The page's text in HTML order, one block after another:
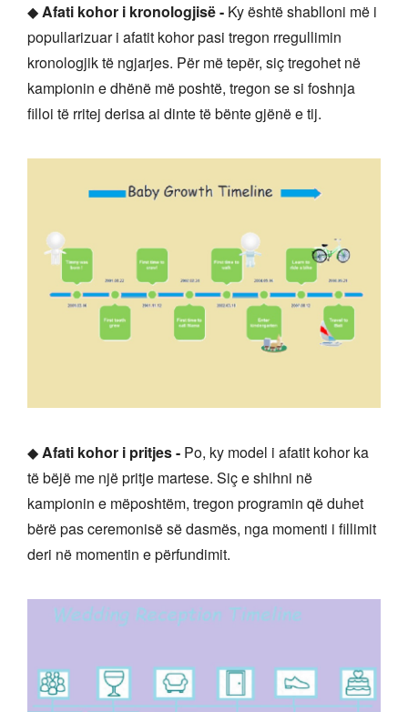
◆Afati kohor i kronologjisë - Ky është shablloni më i
popullarizuar i afatit kohor pasi tregon rregullimin
kronologjik të ngjarjes. Për më tepër, siç tregohet në
kampionin e dhënë më poshtë, tregon se si foshnja
filloi të rritej derisa ai dinte të bënte gjënë e tij.
◆Afati kohor i pritjes - Po, ky model i afatit kohor ka
të bëjë me një pritje martese. Siç e shihni në
kampionin e mëposhtëm, tregon programin që duhet
bërë pas ceremonisë së dasmës, nga momenti i fillimit
deri në momentin e përfundimit.